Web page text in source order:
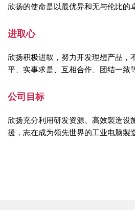
欣扬的使命是以最优异和无与伦比的
进取心
欣扬积极进取，努力开发理想产品，
平、实事求是、互相合作、团结一致
公司目标
欣扬充分利用研发资源、高效製造设
援，志在成为领先世界的工业电脑製